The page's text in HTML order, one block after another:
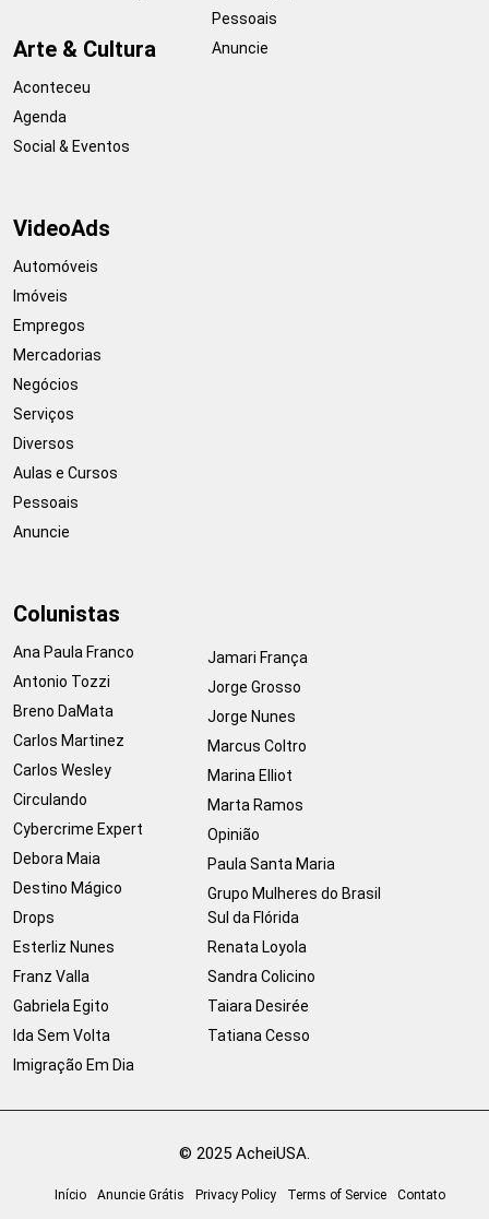
Arte & Cultura
Aconteceu
Agenda
Social & Eventos
Pessoais
Anuncie
VideoAds
Automóveis
Imóveis
Empregos
Mercadorias
Negócios
Serviços
Diversos
Aulas e Cursos
Pessoais
Anuncie
Colunistas
Ana Paula Franco
Antonio Tozzi
Breno DaMata
Carlos Martinez
Carlos Wesley
Circulando
Cybercrime Expert
Debora Maia
Destino Mágico
Drops
Esterliz Nunes
Franz Valla
Gabriela Egito
Ida Sem Volta
Imigração Em Dia
Jamari França
Jorge Grosso
Jorge Nunes
Marcus Coltro
Marina Elliot
Marta Ramos
Opinião
Paula Santa Maria
Grupo Mulheres do Brasil
Sul da Flórida
Renata Loyola
Sandra Colicino
Taiara Desirée
Tatiana Cesso
© 2025 AcheiUSA.
Início Anuncie Grátis Privacy Policy Terms of Service Contato